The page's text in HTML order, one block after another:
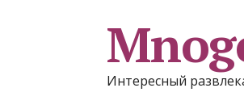
Интересный